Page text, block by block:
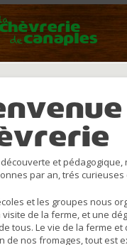
et pédagogique,
par an, trés curieuses
et les groupes nous
de la ferme, et une
tous. Le vie de la ferme et
de nos fromages, tout est